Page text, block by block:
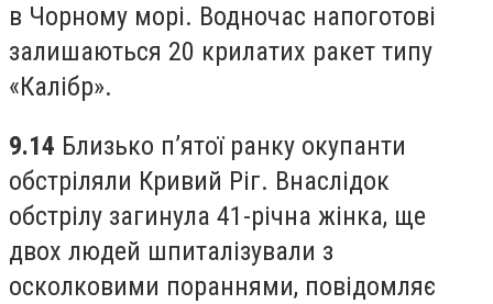
в Чорному морі. Водночас напоготові
залишаються 20 крилатих ракет типу
«Калібр».
9.14 Близько п’ятої ранку окупанти
обстріляли Кривий Ріг. Внаслідок
обстрілу загинула 41-річна жінка, ще
двох людей шпиталізували з
осколковими пораннями, повідомляє